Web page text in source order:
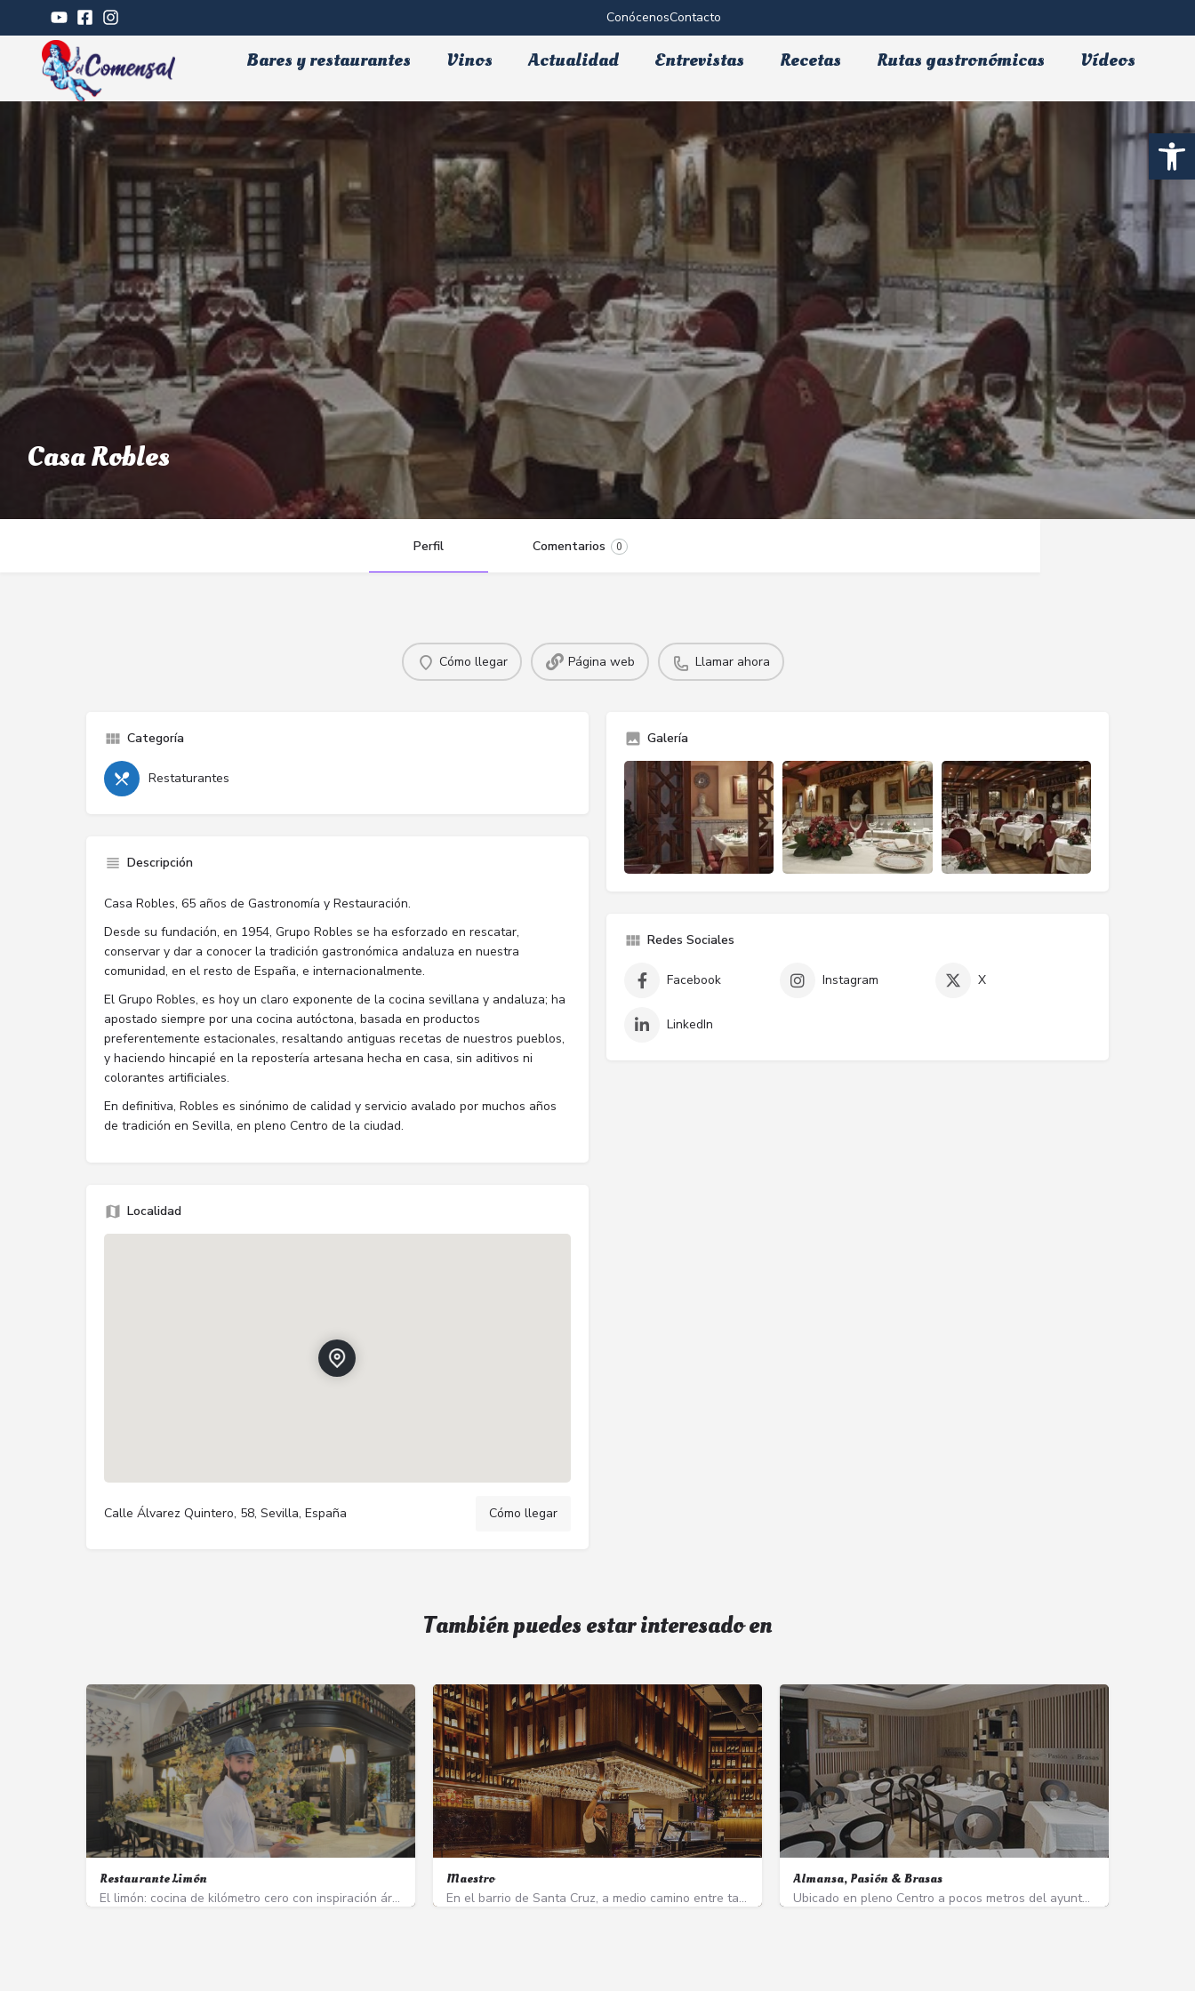
Abrir
ConócenosContacto
Bares y restaurantes Vinos Actualidad Entrevistas Recetas Rutas gastronómicas Vídeos
Casa Robles
Perfil Comentarios 0
Cómo llegar Página web Llamar ahora
Categoría
Restaturantes
Descripción
Casa Robles, 65 años de Gastronomía y Restauración.
Desde su fundación, en 1954, Grupo Robles se ha esforzado en rescatar,
conservar y dar a conocer la tradición gastronómica andaluza en nuestra
comunidad, en el resto de España, e internacionalmente.
El Grupo Robles, es hoy un claro exponente de la cocina sevillana y andaluza; ha
apostado siempre por una cocina autóctona, basada en productos
preferentemente estacionales, resaltando antiguas recetas de nuestros pueblos,
y haciendo hincapié en la repostería artesana hecha en casa, sin aditivos ni
colorantes artificiales.
En definitiva, Robles es sinónimo de calidad y servicio avalado por muchos años
de tradición en Sevilla, en pleno Centro de la ciudad.
Localidad
Calle Álvarez Quintero, 58, Sevilla, España Cómo llegar
Galería
Redes Sociales
Facebook Instagram X
LinkedIn
También puedes estar interesado en
Restaurante Limón
El limón: cocina de kilómetro cero con inspiración árabe y del nuevo mundo en el hotel Don Ramón Ali…
Maestro
En el barrio de Santa Cruz, a medio camino entre taberna y despacho de vinos, nace Maestro. Con casi 200…
Almansa, Pasión & Brasas
Ubicado en pleno Centro a pocos metros del ayuntamiento de Sevilla, Restaurante Almansa, Pasión &…